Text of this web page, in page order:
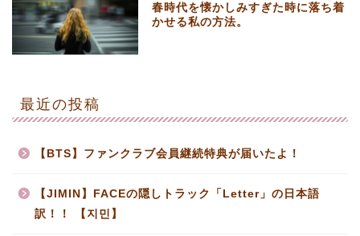
春時代を懐かしみすぎた時に落ち着
かせる私の方法。
最近の投稿
【BTS】ファンクラブ会員継続特典が届いたよ！
【JIMIN】FACEの隠しトラック「Letter」の日本語
訳！！ 【지민】